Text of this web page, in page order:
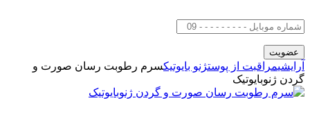
آرایشیمراقبت از پوستژنو بایوتیکسرم رطوبت رسان صورت و
گردن ژنوبایوتیک